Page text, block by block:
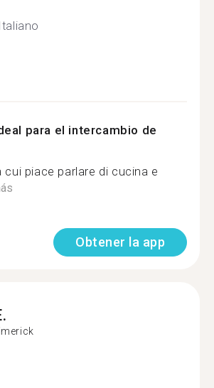
Italiano
para el intercambio de
cui piace parlare di cucina e
Obtener la app